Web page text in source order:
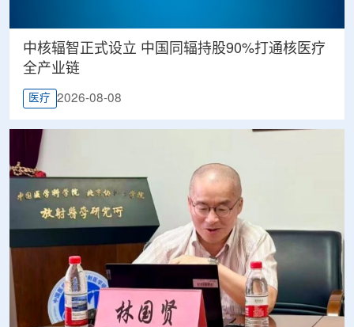
中核辐智正式设立 中国同辐持股90%打通核医疗
全产业链
医疗 2026-08-08